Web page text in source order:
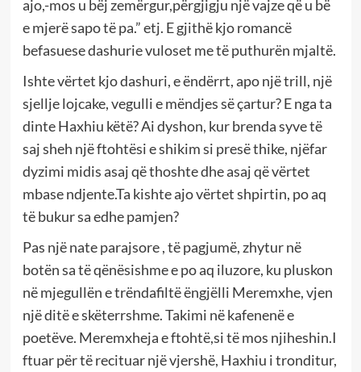
ajo,-mos u bëj zemërgur,përgjigju një vajze që u bë
e mjerë sapo të pa.” etj. E gjithë kjo romancë
befasuese dashurie vuloset me të puthurën mjaltë.
Ishte vërtet kjo dashuri, e ëndërrt, apo një trill, një
sjellje lojcake, vegulli e mëndjes së çartur? E nga ta
dinte Haxhiu këtë? Ai dyshon, kur brenda syve të
saj sheh një ftohtësi e shikim si presë thike, njëfar
dyzimi midis asaj që thoshte dhe asaj që vërtet
mbase ndjente.Ta kishte ajo vërtet shpirtin, po aq
të bukur sa edhe pamjen?
Pas një nate parajsore , të pagjumë, zhytur në
botën sa të qënësishme e po aq iluzore, ku pluskon
në mjegullën e trëndafiltë ëngjëlli Meremxhe, vjen
një ditë e skëterrshme. Takimi në kafenenë e
poetëve. Meremxheja e ftohtë,si të mos njiheshin.I
ftuar për të recituar një vjershë, Haxhiu i tronditur,